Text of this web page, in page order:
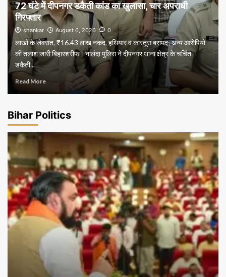
72 घंटे में दीपनगर डकैती कांड का खुलासा, चार अपराधी
गिरफ्तार
shankar August 6, 2026 0
लाखों के जेवरात, ₹16.43 लाख नकद, हथियार व कारतूस बरामद; अन्य आरोपियों
की तलाश जारी बिहारशरीफ। नालंदा पुलिस ने दीपनगर थाना क्षेत्र के चर्चित
डकैती...
Read More
Bihar Politics